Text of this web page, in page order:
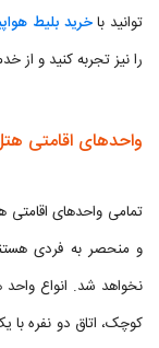
توانید باخرید بلیط
را نیز تجربه کنید و از
واحدهای اقامتی
و منحصر به فردی
نخواهد شد. انواع